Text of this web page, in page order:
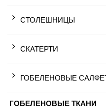
СТОЛЕШНИЦЫ
СКАТЕРТИ
ГОБЕЛЕНОВЫЕ
ГОБЕЛЕНОВЫЕ ТКАНИ